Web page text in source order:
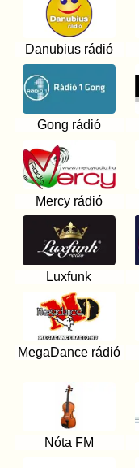
Danubius rádió
Gong rádió
Mercy rádió
Luxfunk
MegaDance rádió
Nóta FM